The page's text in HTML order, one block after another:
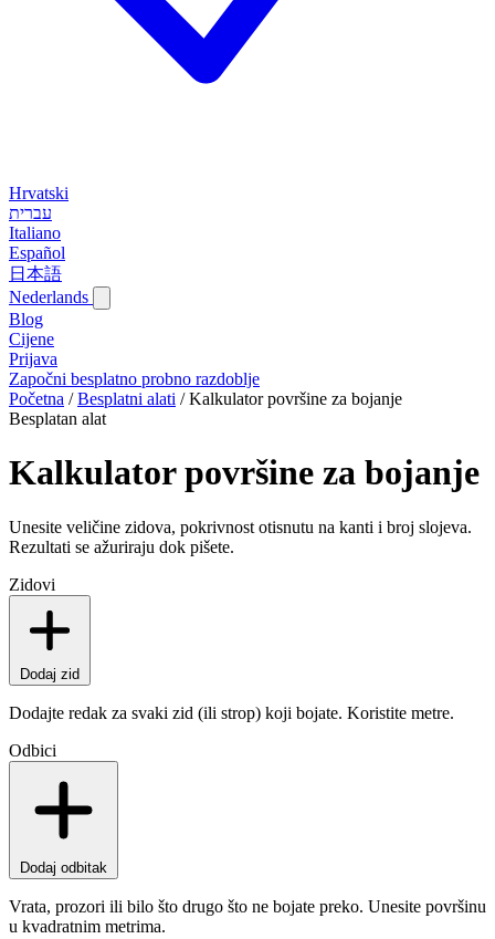
Hrvatski
עברית
Italiano
Español
日本語
Nederlands
Blog‎
Cijene
Prijava
Započni besplatno probno razdoblje
Početna / Besplatni alati / Kalkulator površine za bojanje
Besplatan alat
Kalkulator površine za bojanje
Unesite veličine zidova, pokrivnost otisnutu na kanti i broj slojeva.
Rezultati se ažuriraju dok pišete.
Zidovi
Dodaj zid
Dodajte redak za svaki zid (ili strop) koji bojate. Koristite metre.
Odbici
Dodaj odbitak
Vrata, prozori ili bilo što drugo što ne bojate preko. Unesite površinu
u kvadratnim metrima.